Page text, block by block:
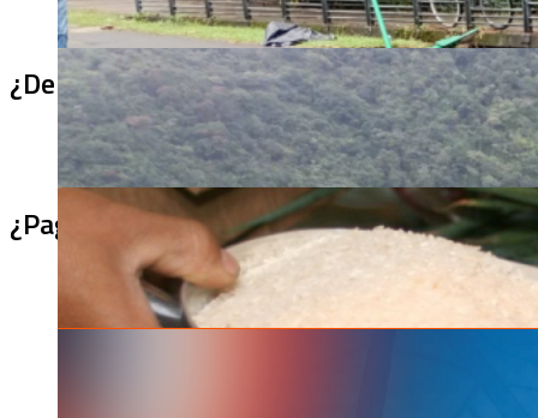
¿De qué sirve un puente terminado si no
¿Pagaron menos de lo permitido por el